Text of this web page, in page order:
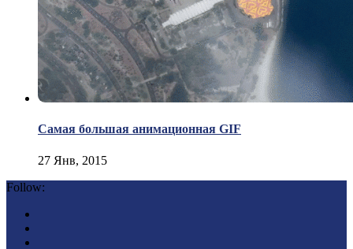
Самая большая анимационная GIF
27 Янв, 2015
Follow: